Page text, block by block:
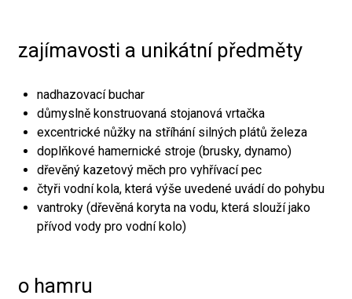
zajímavosti a unikátní předměty
nadhazovací buchar
důmyslně konstruovaná stojanová vrtačka
excentrické nůžky na stříhání silných plátů železa
doplňkové hamernické stroje (brusky, dynamo)
dřevěný kazetový měch pro vyhřívací pec
čtyři vodní kola, která výše uvedené uvádí do pohybu
vantroky (dřevěná koryta na vodu, která slouží jako
přívod vody pro vodní kolo)
o hamru